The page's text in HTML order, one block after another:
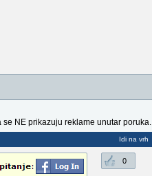
se NE prikazuju reklame unutar poruka.
Idi na vrh
0